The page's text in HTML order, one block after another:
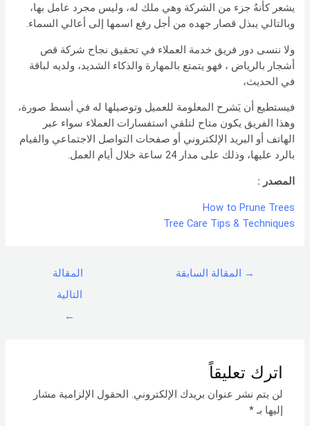
يشعر كأنهُ جزء من الشركة وهي ملك له، وليس مجرد عامل بها،
وبالتالي يبذل قصار جهده من أجل رفع اسمها إلى أعالي السماء.
ولا ننسى دور فريق خدمة العملاء في تحقيق نجاح شركة قص
أشجار بالرياض ، فهو يتمتع بالمهارة والذكاء الشديد، ولديه لباقة
في الحديث،
فيستطيع أن يَشرح المعلومة للعميل وتوصيلها له في أبسط صورة،
وهذا الفريق يكون متاح لتلقي استفسارات العملاء سواء عبر
الهاتف أو البريد الإلكتروني أو صفحات التواصل الاجتماعي والقيام
بالرد عليها، وذلك على مدار 24 ساعة خلال أيام العمل.
المصدر :
How to Prune Trees
Tree Care Tips & Techniques
→ المقالة السابقة
المقالة
التالية
←
اترك تعليقاً
لن يتم نشر عنوان بريدك الإلكتروني. الحقول الإلزامية مشار
إليها بـ*